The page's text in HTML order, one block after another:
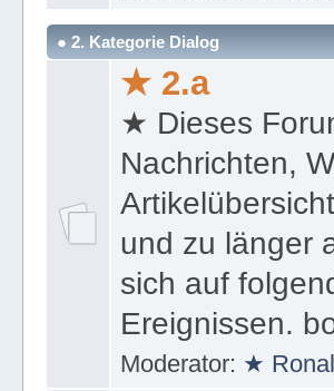
● 2. Kategorie Dialog
★ 2.a
★ Dieses
Nachrichten,
und zu länger
sich auf
Ereignissen.
Moderator: ★